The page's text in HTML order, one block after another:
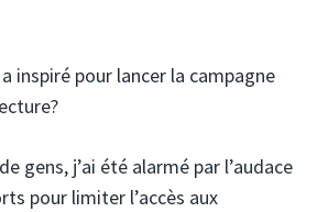
inspiré pour lancer la campagne
gens, j’ai été alarmé par l’audace
pour limiter l’accès aux